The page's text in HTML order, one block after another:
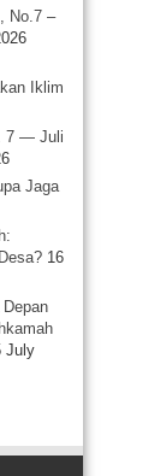
No.7 –
Iklim
7 — Juli
Jaga
16
July